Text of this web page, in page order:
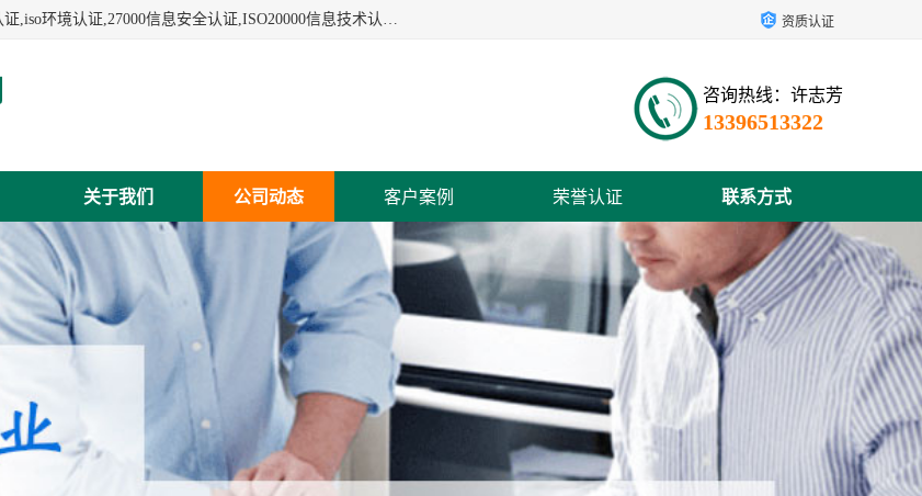
杭州贝安企业管理有限公司:iso咨询,杭州ISO认证,iso认证咨询,国军标认证,iso环境认证,27000信息安全认证,ISO20000信息技术认证,口罩检测报告,32610检测报告,CCRC认证,ISO50001认证,ITSS认证,两化融合认证,出口口罩检测报告等认证代理服务,本公司有近10年的体系咨询经验,能业务覆盖范围南到海南三亚北到新疆阿克苏. 资质认证
咨询热线：许志芳
13396513322
关于我们 公司动态 客户案例 荣誉认证 联系方式